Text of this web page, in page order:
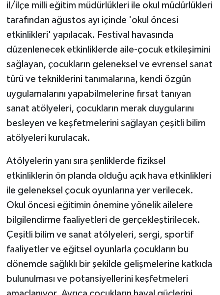
il/ilçe milli eğitim müdürlükleri ile okul müdürlükleri
tarafından ağustos ayı içinde 'okul öncesi
etkinlikleri' yapılacak. Festival havasında
düzenlenecek etkinliklerde aile-çocuk etkileşimini
sağlayan, çocukların geleneksel ve evrensel sanat
türü ve tekniklerini tanımalarına, kendi özgün
uygulamalarını yapabilmelerine fırsat tanıyan
sanat atölyeleri, çocukların merak duygularını
besleyen ve keşfetmelerini sağlayan çeşitli bilim
atölyeleri kurulacak.
Atölyelerin yanı sıra şenliklerde fiziksel
etkinliklerin ön planda olduğu açık hava etkinlikleri
ile geleneksel çocuk oyunlarına yer verilecek.
Okul öncesi eğitimin önemine yönelik ailelere
bilgilendirme faaliyetleri de gerçekleştirilecek.
Çeşitli bilim ve sanat atölyeleri, sergi, sportif
faaliyetler ve eğitsel oyunlarla çocukların bu
dönemde sağlıklı bir şekilde gelişmelerine katkıda
bulunulması ve potansiyellerini keşfetmeleri